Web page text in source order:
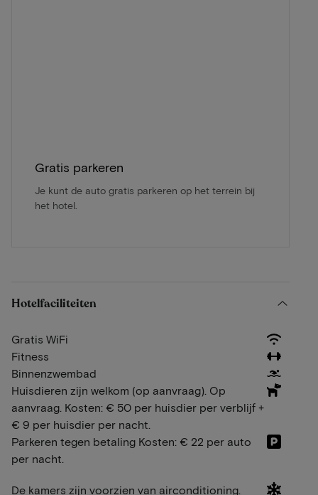
Gratis parkeren
Je kunt de auto gratis parkeren op het terrein bij
het hotel.
Hotelfaciliteiten
Gratis WiFi
Fitness
Binnenzwembad
Huisdieren zijn welkom (op aanvraag). Op
aanvraag. Kosten: € 50 per huisdier per verblijf +
€ 9 per huisdier per nacht.
Parkeren tegen betaling Kosten: € 22 per auto
per nacht.
De kamers zijn voorzien van airconditioning.